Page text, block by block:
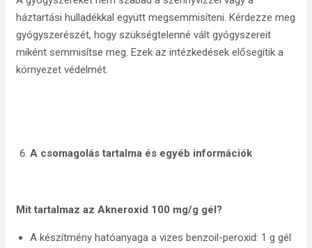
háztartási hulladékkal együtt megsemmisíteni. Kérdezze meg
gyógyszerészét, hogy szükségtelenné vált gyógyszereit
miként semmisítse meg. Ezek az intézkedések elősegítik a
környezet védelmét.
A csomagolás tartalma és egyéb információk
Mit tartalmaz az Akneroxid 100 mg/g gél?
A készítmény hatóanyaga a vizes benzoil-peroxid: 1 g gél